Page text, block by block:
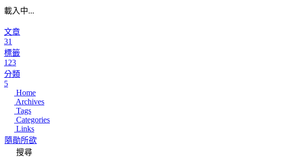
載入中...
文章
31
標籤
123
分類
5
Home
Archives
Tags
Categories
Links
隨勛所欲
搜尋